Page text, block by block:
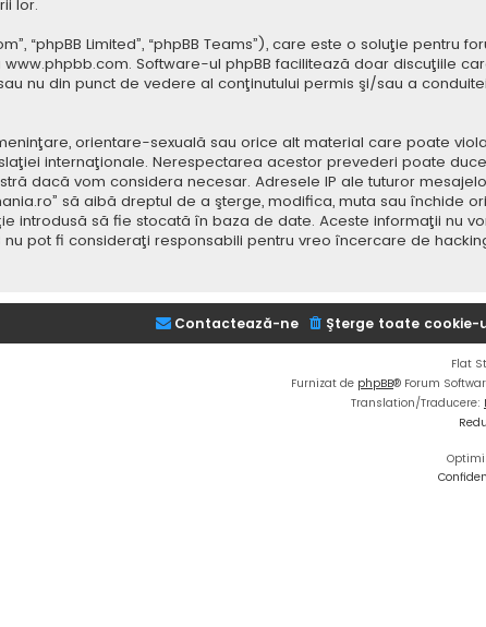
lor.
“phpBB Limited”, “phpBB Teams”), care este o soluţie pentru
www.phpbb.com. Software-ul phpBB facilitează doar discuţiile
nu din punct de vedere al conţinutului permis şi/sau a
orientare-sexuală sau orice alt material care poate
internaţionale. Nerespectarea acestor prevederi poate
dacă vom considera necesar. Adresele IP ale tuturor
să aibă dreptul de a şterge, modifica, muta sau închide
să fie stocată în baza de date. Aceste informaţii nu
pot fi consideraţi responsabili pentru vreo încercare de
Şterge toate cookie-
Contactează-ne
Flat
Furnizat de phpBB® Forum
Translation/Traducere: